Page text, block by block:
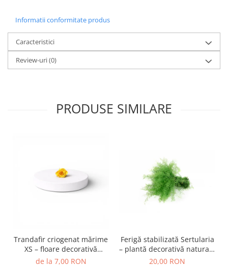
Informatii conformitate produs
Caracteristici
Review-uri(0)
PRODUSE SIMILARE
Trandafir criogenat mărime
XS – floare decorativă
naturală
de la 7,00 RON
Ferigă stabilizată Sertularia
– plantă decorativă naturală
pentru tablouri și
20,00 RON